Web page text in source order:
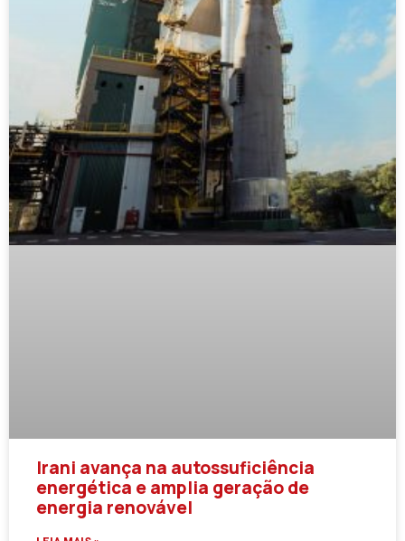
Irani avança na autossuficiência
energética e amplia geração de
energia renovável